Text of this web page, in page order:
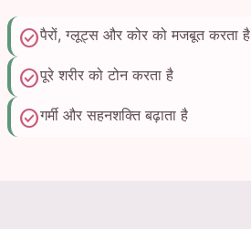
check_circleपैरों, ग्लूट्स और कोर को मजबूत करता है
check_circleपूरे शरीर को टोन करता है
check_circleगर्मी और सहनशक्ति बढ़ाता है